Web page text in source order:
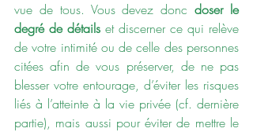
vue de tous. Vous devez donc doser le
degré de détails et discerner ce qui relève
de votre intimité ou de celle des personnes
citées afin de vous préserver, de ne pas
blesser votre entourage, d’éviter les risques
liés à l’atteinte à la vie privée (cf. dernière
partie), mais aussi pour éviter de mettre le